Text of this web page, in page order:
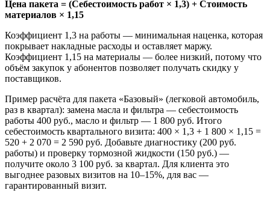
Цена пакета = (Себестоимость работ × 1,3) + Стоимость
материалов × 1,15
Коэффициент 1,3 на работы — минимальная наценка, которая
покрывает накладные расходы и оставляет маржу.
Коэффициент 1,15 на материалы — более низкий, потому что
объём закупок у абонентов позволяет получать скидку у
поставщиков.
Пример расчёта для пакета «Базовый» (легковой автомобиль,
раз в квартал): замена масла и фильтра — себестоимость
работы 400 руб., масло и фильтр — 1 800 руб. Итого
себестоимость квартального визита: 400 × 1,3 + 1 800 × 1,15 =
520 + 2 070 = 2 590 руб. Добавьте диагностику (200 руб.
работы) и проверку тормозной жидкости (150 руб.) —
получите около 3 100 руб. за квартал. Для клиента это
выгоднее разовых визитов на 10–15%, для вас —
гарантированный визит.